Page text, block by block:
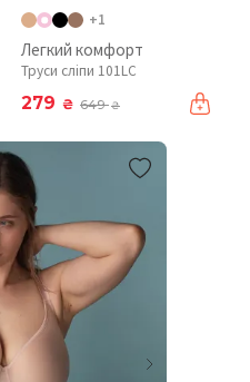
+1
Легкий комфорт
Труси сліпи 101LC
279 ₴ 649₴